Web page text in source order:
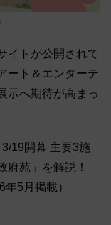
イトが公開されて
ート＆エンターテ
示へ期待が高まっ
19開幕 主要3施
府苑」を解説！
5月掲載）